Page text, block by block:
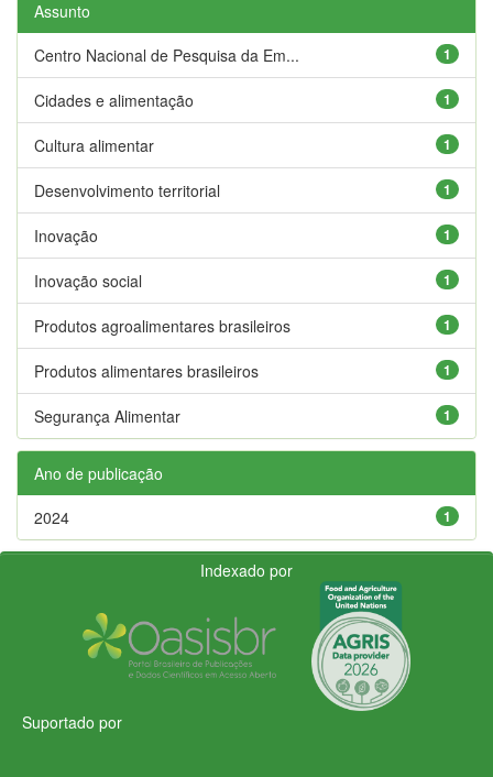
Assunto
1
Centro Nacional de Pesquisa da Em...
1
Cidades e alimentação
1
Cultura alimentar
1
Desenvolvimento territorial
1
Inovação
1
Inovação social
1
Produtos agroalimentares brasileiros
1
Produtos alimentares brasileiros
1
Segurança Alimentar
Ano de publicação
1
2024
Indexado por
Suportado por